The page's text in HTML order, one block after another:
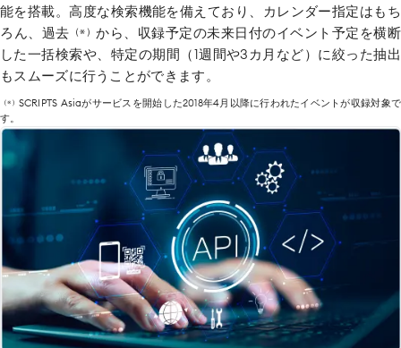
能を搭載。高度な検索機能を備えており、カレンダー指定はもち
ろん、過去 （※）から、収録予定の未来日付のイベント予定を横断
した一括検索や、特定の期間（1週間や3カ月など）に絞った抽出
もスムーズに行うことができます。
（※） SCRIPTS Asiaがサービスを開始した2018年4月以降に行われたイベントが収録対象で
す。